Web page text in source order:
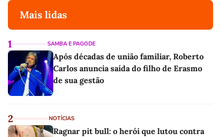
Mais lidas
1 SAMBA E PAGODE
Após décadas de união familiar, Roberto
Carlos anuncia saída do filho de Erasmo
de sua gestão
2 NOTÍCIAS
Ragnar pit bull: o herói que lutou contra